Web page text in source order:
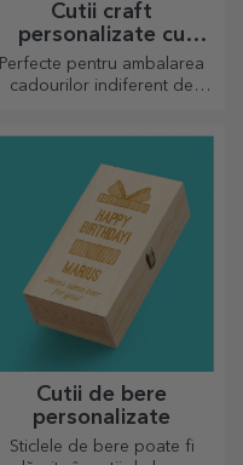
Cutii craft
personalizate cu
sticker
Perfecte pentru ambalarea
cadourilor indiferent de
Cutii de bere
personalizate
Sticlele de bere poate fi